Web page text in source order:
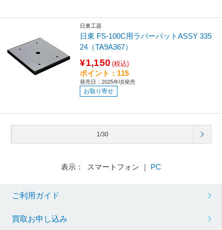
日東工器
日東 FS-100C用ラバーパットASSY 335
24（TA9A367）
¥1,150 (税込)
ポイント：115
発売日：2025年頃発売
お取り寄せ
1/30
表示： スマートフォン ｜ PC
ご利用ガイド
買取お申し込み